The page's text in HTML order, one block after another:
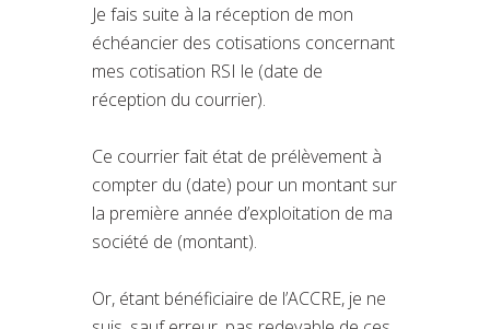
Je fais suite à la réception de mon
échéancier des cotisations concernant
mes cotisation RSI le (date de
réception du courrier).
Ce courrier fait état de prélèvement à
compter du (date) pour un montant sur
la première année d’exploitation de ma
société de (montant).
Or, étant bénéficiaire de l’ACCRE, je ne